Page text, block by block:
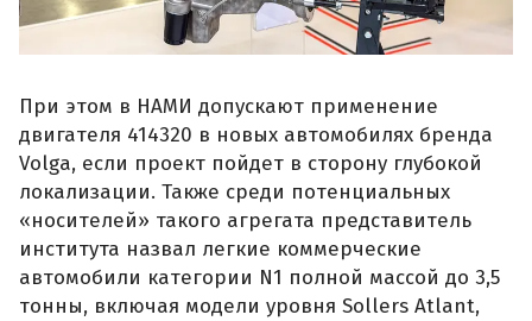
При этом в НАМИ допускают применение
двигателя 414320 в новых автомобилях бренда
Volga, если проект пойдет в сторону глубокой
локализации. Также среди потенциальных
«носителей» такого агрегата представитель
института назвал легкие коммерческие
автомобили категории N1 полной массой до 3,5
тонны, включая модели уровня Sollers Atlant,